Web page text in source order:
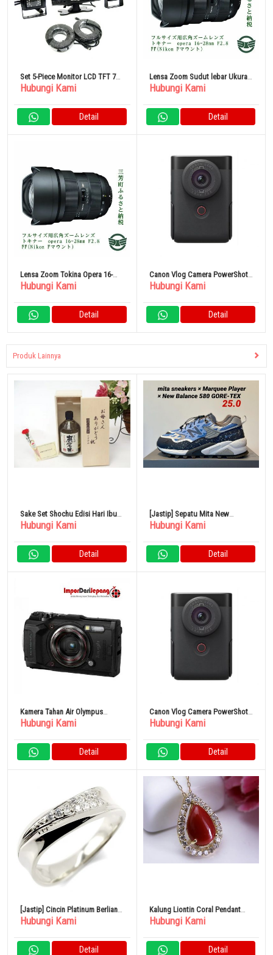
Set 5-Piece Monitor LCD TFT 7
Inci
Hubungi Kami
Detail
Lensa Zoom Sudut lebar Ukuran
Penuh Tokina Opera 16-28mm
Hubungi Kami
Detail
Lensa Zoom Tokina Opera 16-
28mm F2.8 FF (Nikon F Mount)
Hubungi Kami
Detail
Canon Vlog Camera PowerShot
V10 Tripod Grip Kit Hitam
Hubungi Kami
Detail
Produk Lainnya
Sake Set Shochu Edisi Hari Ibu
Set Kotak Kayu
Hubungi Kami
Detail
[Jastip] Sepatu Mita New
Balance MT580 GORE-TEX 25cm
Hubungi Kami
Detail
Kamera Tahan Air Olympus
Tough TG-6 hitam
Hubungi Kami
Detail
Canon Vlog Camera PowerShot
V10 Tripod Grip Kit Hitam
Hubungi Kami
Detail
[Jastip] Cincin Platinum Berlian
Wanita PT900
Hubungi Kami
Detail
Kalung Liontin Coral Pendant
Bijoux K18 Blood Red Coral
Hubungi Kami
Detail